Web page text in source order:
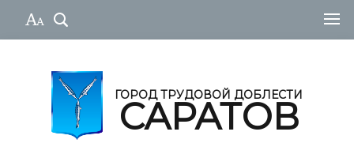
ГОРОД ТРУДОВОЙ ДОБЛЕСТИ
САРАТОВ